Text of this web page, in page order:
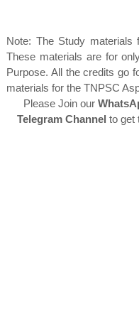
Note: The Study
These materials are for
Purpose. All the credits go
materials for the TNPSC
Please Join our
Telegram Channel to get